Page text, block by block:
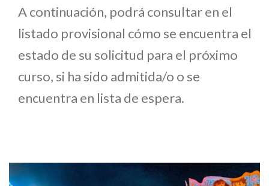
A continuación, podrá consultar en el
listado provisional cómo se encuentra el
estado de su solicitud para el próximo
curso, si ha sido admitida/o o se
encuentra en lista de espera.